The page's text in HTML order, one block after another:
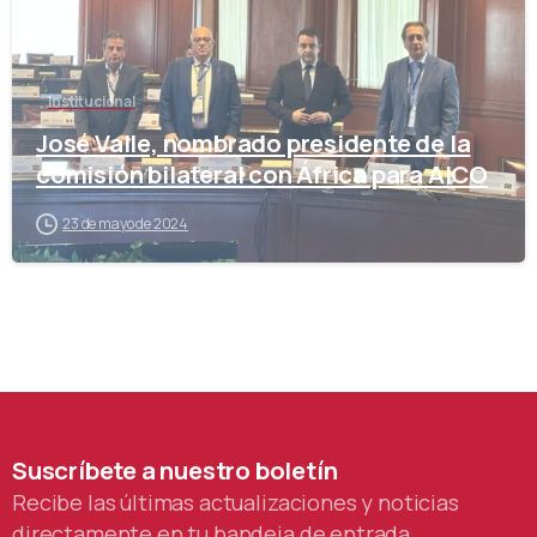
Institucional
José Valle, nombrado presidente de la
comisión bilateral con África para AICO
23 de mayo de 2024
Suscríbeteanuestro boletín
Recibe las últimas actualizaciones y noticias